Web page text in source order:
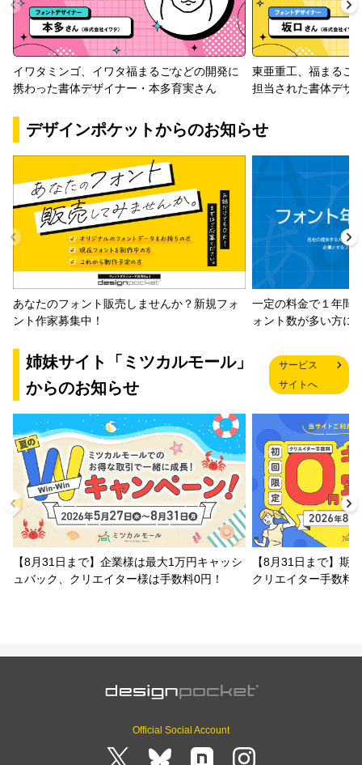
イワタミンゴ、イワタ福まるごなどの開発に
携わった書体デザイナー・本多育実さん
東亜重工、福まるご
担当された書体デザ
デザインポケットからのお知らせ
あなたのフォント販売しませんか？新規フォ
ント作家募集中！
一定の料金で１年間
ォント数が多い方に
姉妹サイト「ミツカルモール」
からのお知らせ
サービス
サイトへ
【8月31日まで】企業様は最大1万円キャッシ
ュバック、クリエイター様は手数料0円！
【8月31日まで】期
クリエイター手数料
Official Social Account